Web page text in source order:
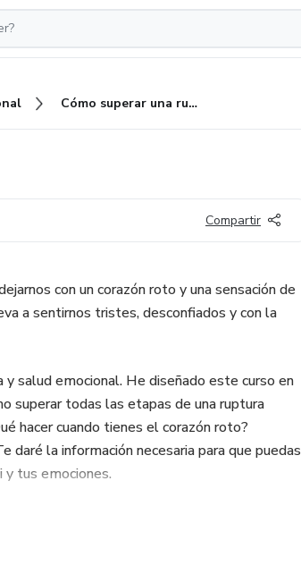
Cómo superar una ruptura amorosa
Compartir
con un corazón roto y una sensación de
a sentirnos tristes, desconfiados y con la
y salud emocional. He diseñado este curso en
superar todas las etapas de una ruptura
hacer cuando tienes el corazón roto?
daré la información necesaria para que puedas
y tus emociones.
superando esta etapa mediante el